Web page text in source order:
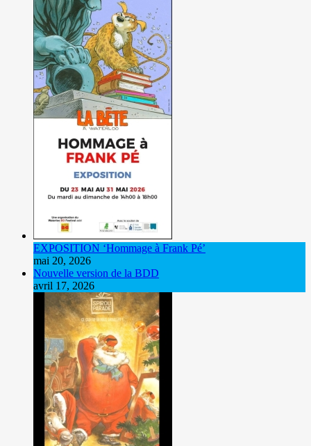
EXPOSITION ‘Hommage à Frank Pé’
mai 20, 2026
Nouvelle version de la BDD
avril 17, 2026